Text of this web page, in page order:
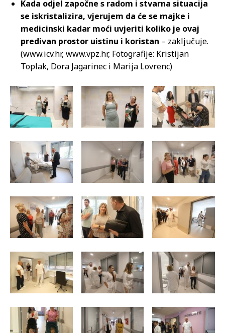
Kada odjel započne s radom i stvarna situacija
se iskristalizira, vjerujem da će se majke i
medicinski kadar moći uvjeriti koliko je ovaj
predivan prostor uistinu i koristan – zaključuje.
(www.icv.hr, www.vpz.hr, Fotografije: Kristijan
Toplak, Dora Jagarinec i Marija Lovrenc)